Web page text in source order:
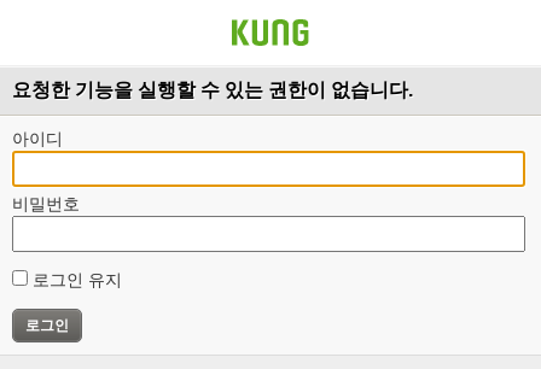
요청한 기능을 실행할 수 있는 권한이 없습니다.
아이디
비밀번호
로그인 유지